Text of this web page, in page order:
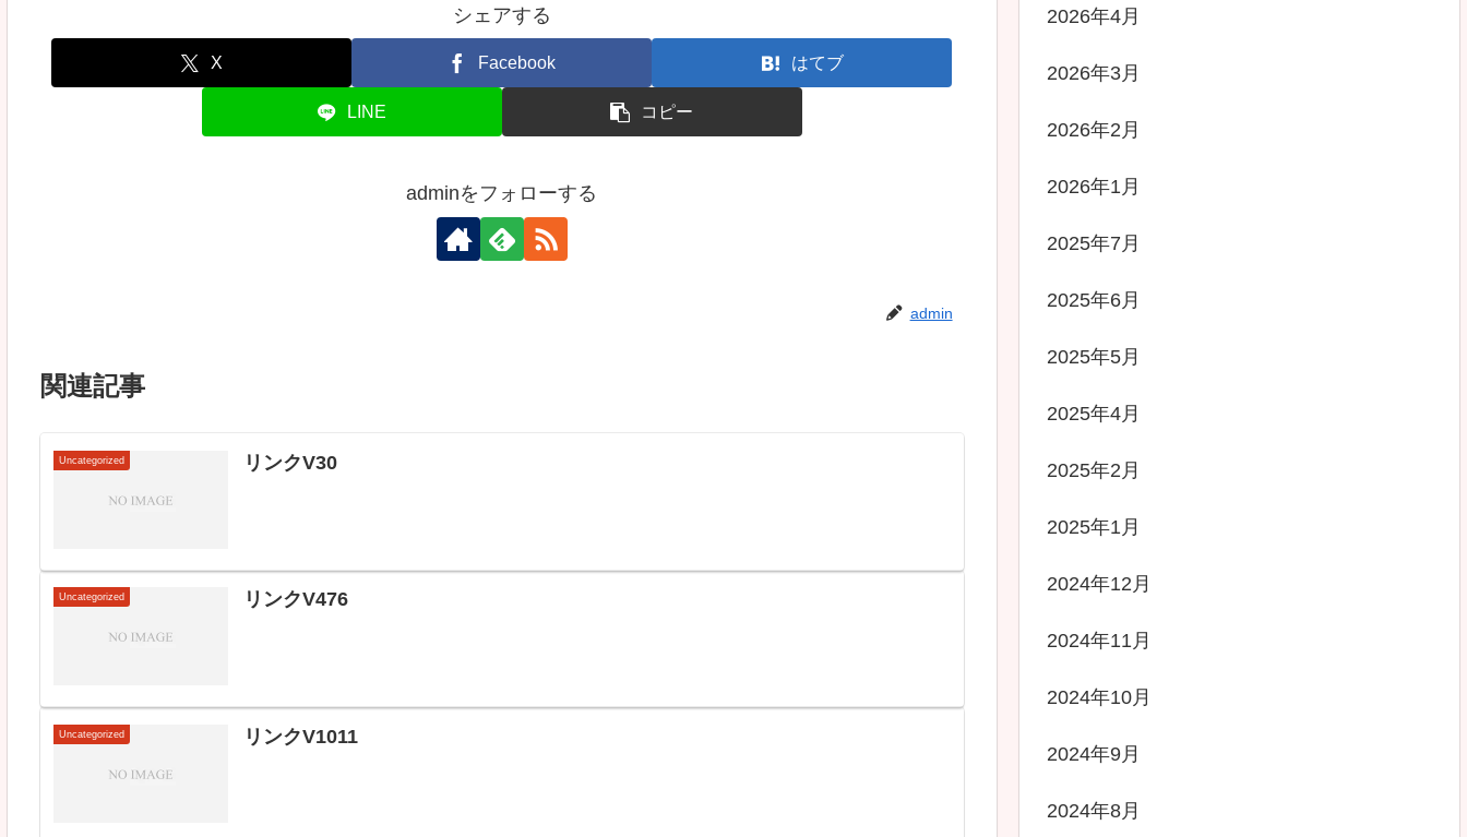
シェアする
X Facebook はてブ
LINE コピー
adminをフォローする
admin
関連記事
Uncategorized リンクV30
Uncategorized リンクV476
Uncategorized リンクV1011
2026年4月
2026年3月
2026年2月
2026年1月
2025年7月
2025年6月
2025年5月
2025年4月
2025年2月
2025年1月
2024年12月
2024年11月
2024年10月
2024年9月
2024年8月